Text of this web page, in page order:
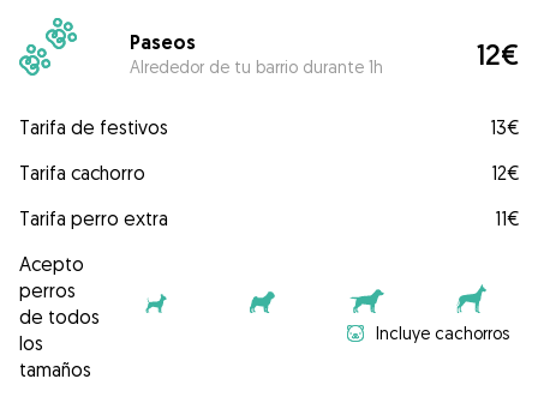
Paseos
Alrededor de tu barrio durante 1h 12€
Tarifa de festivos
13€
Tarifa cachorro
12€
Tarifa perro extra
11€
Acepto
perros
de todos
los
tamaños
Incluye cachorros